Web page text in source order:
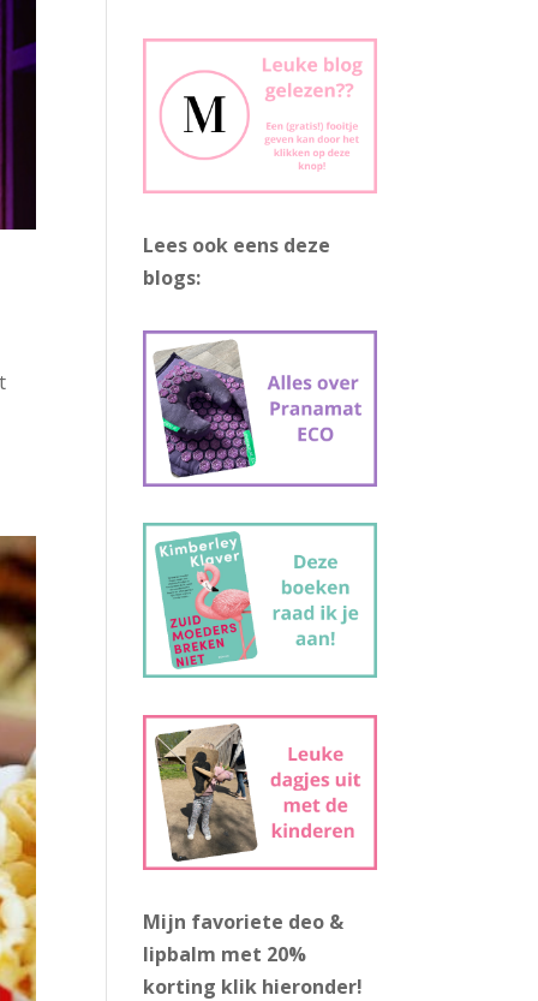
Lees ook eens deze
blogs:
Mijn favoriete deo &
lipbalm met 20%
korting klik hieronder!